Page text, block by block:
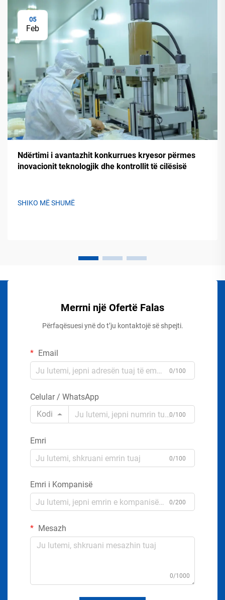
05
Feb
Ndërtimi i avantazhit konkurrues kryesor përmes
inovacionit teknologjik dhe kontrollit të cilësisë
SHIKO MË SHUMË
Merrni një Ofertë Falas
Përfaqësuesi ynë do t’ju kontaktojë së shpejti.
Email
0/100
Celular / WhatsApp
Kodi
0/100
Emri
0/100
Emri i Kompanisë
0/200
Mesazh
0/1000